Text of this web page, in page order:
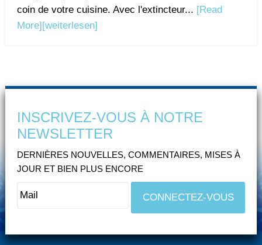
coin de votre cuisine. Avec l'extincteur... [Read
More][weiterlesen]
INSCRIVEZ-VOUS À NOTRE
NEWSLETTER
DERNIÈRES NOUVELLES, COMMENTAIRES, MISES À
JOUR ET BIEN PLUS ENCORE